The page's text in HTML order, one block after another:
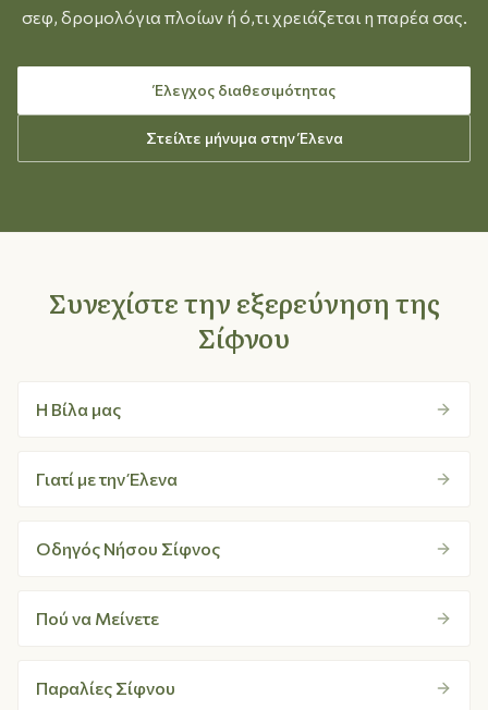
σεφ, δρομολόγια πλοίων ή ό,τι χρειάζεται η παρέα σας.
Έλεγχος διαθεσιμότητας
Στείλτε μήνυμα στην Έλενα
Συνεχίστε την εξερεύνηση της
Σίφνου
Η Βίλα μας
Γιατί με την Έλενα
Οδηγός Νήσου Σίφνος
Πού να Μείνετε
Παραλίες Σίφνου